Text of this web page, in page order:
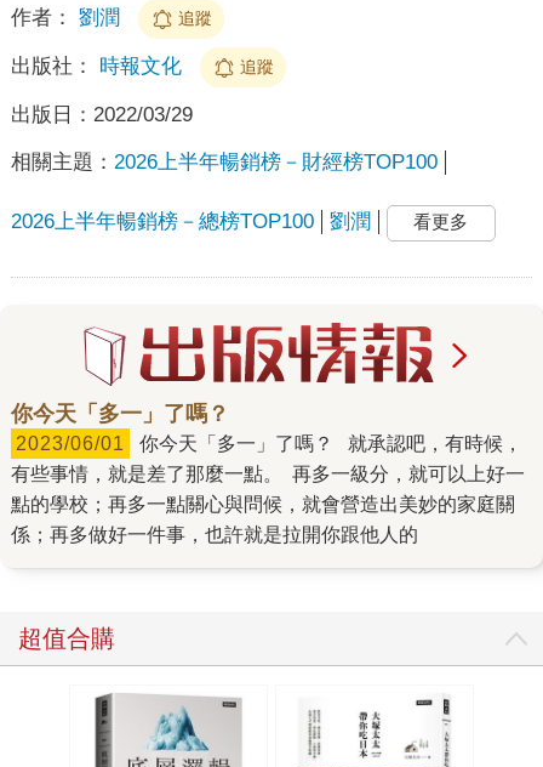
作者： 劉潤 追蹤
出版社： 時報文化 追蹤
出版日： 2022/03/29
相關主題： 2026上半年暢銷榜－財經榜TOP100
2026上半年暢銷榜－總榜TOP100 劉潤 看更多
你今天「多一」了嗎？
2023/06/01
有些事情，就是差了那麼一點。 再多一級分，就可以上好一
點的學校；再多一點關心與問候，就會營造出美妙的家庭關
係；再多做好一件事，也許就是拉開你跟他人的
超值合購